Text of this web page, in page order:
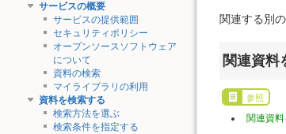
サービスの概要
サービスの提供範囲
セキュリティポリシー
オープンソースソフトウェア
について
資料の検索
マイライブラリの利用
資料を検索する
検索方法を選ぶ
検索条件を指定する
関連する別
関連資料
参照
関連資